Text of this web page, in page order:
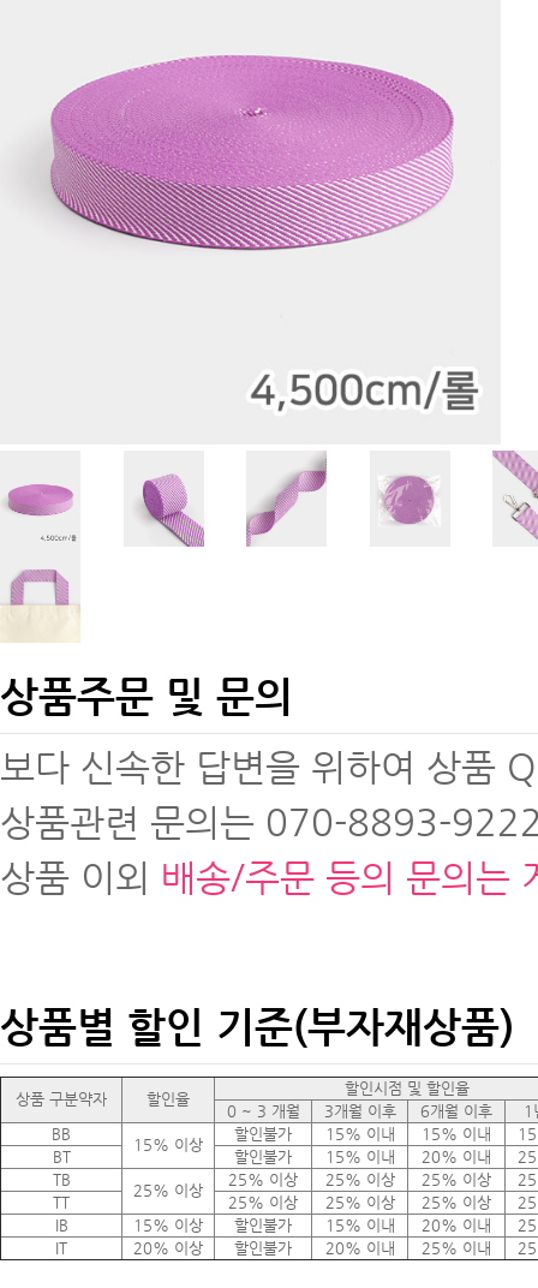
상품주문 및 문의
보다 신속한 답변을 위하여 상품
상품관련 문의는 070-8893-
상품 이외 배송/주문 등의 문의는
상품별 할인 기준(부자재상품)
상품 구분약자 할인율
할인시점 및 할인율
0 ~ 3 개월
3개월 이후 6개월 이후
1
BB
15% 이상
할인불가 15% 이내 15% 이내
BT
할인불가 15% 이내 20% 이내
TB
25% 이상
25% 이상 25% 이상 25% 이상
TT
25% 이상 25% 이상 25% 이상
IB
15% 이상 할인불가 15% 이내 20% 이내
IT
20% 이상 할인불가 20% 이내 25% 이내